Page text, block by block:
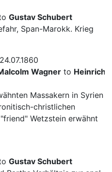
Gustav Schubert
Span-Marokk. Krieg
Wagner to Heinrich
Massakern in Syrien
christlichen
Wetzstein erwähnt
Gustav Schubert